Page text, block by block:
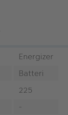
Energizer
Batteri
225
-